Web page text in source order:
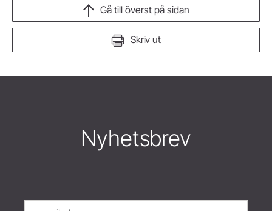
Skriv ut
Gå till överst på sidan
Nyhetsbrev